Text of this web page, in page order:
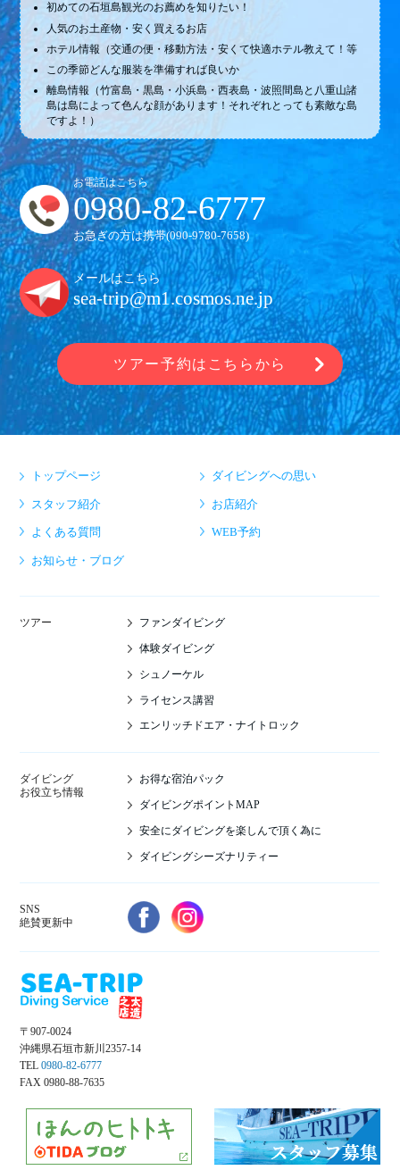
初めての石垣島観光のお薦めを知りたい！
人気のお土産物・安く買えるお店
ホテル情報（交通の便・移動方法・安くて快適ホテル教えて！等
この季節どんな服装を準備すれば良いか
離島情報（竹富島・黒島・小浜島・西表島・波照間島と八重山諸
島は島によって色んな顔があります！それぞれとっても素敵な島
ですよ！）
お電話はこちら
0980-82-6777
お急ぎの方は携帯(090-9780-7658)
メールはこちら
sea-trip@m1.cosmos.ne.jp
ツアー予約はこちらから
トップページ ダイビングへの思い
スタッフ紹介 お店紹介
よくある質問 WEB予約
お知らせ・ブログ
ツアー ファンダイビング
体験ダイビング
シュノーケル
ライセンス講習
エンリッチドエア・ナイトロック
ダイビング
お役立ち情報
お得な宿泊パック
ダイビングポイントMAP
安全にダイビングを楽しんで頂く為に
ダイビングシーズナリティー
SNS
絶賛更新中
〒907-0024
沖縄県石垣市新川2357-14
TEL 0980-82-6777
FAX 0980-88-7635